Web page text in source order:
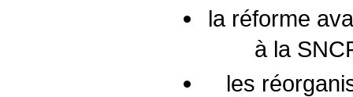
la réforme
à la
les